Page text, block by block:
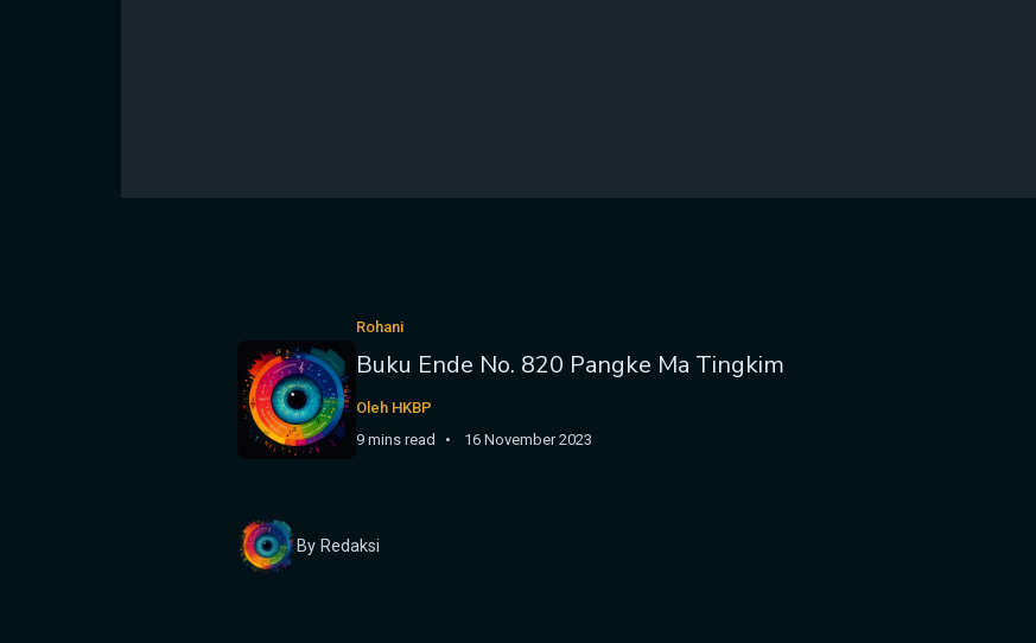
Rohani
Buku Ende No. 820 Pangke Ma Tingkim
Oleh HKBP
9 mins read
16 November 2023
By Redaksi